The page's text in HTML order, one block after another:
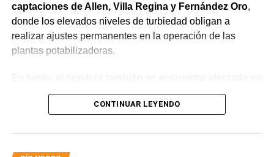
captaciones de Allen, Villa Regina y Fernández Oro,
donde los elevados niveles de turbiedad obligan a
realizar ajustes permanentes en la operación de las
plantas potabilizadoras.
General Roca, Cipolletti y Balsa Las Perlas,
localidades donde podrían registrarse bajas de
trabaja para sostener la producción de agua potable.
CONTINUAR LEYENDO